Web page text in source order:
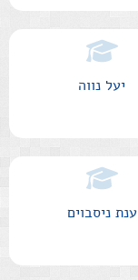
יעל נווה
ענת ניסבוים